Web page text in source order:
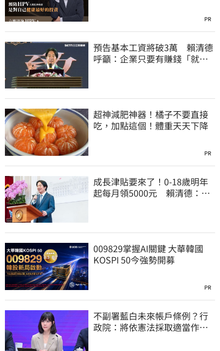
PR
預告基本工資將破3萬 賴清德
呼籲：企業只要有賺錢「就該
超神減肥神器！橘子不要直接
吃，加點這個！體重天天下降
PR
成長津貼要來了！0-18歲明年
起每月領5000元 賴清德：此
009829掌握AI關鍵 大華韓國
KOSPI 50今強勢開募
PR
不副署藍白未來帳戶條例？行
政院：將依憲法採取適當作